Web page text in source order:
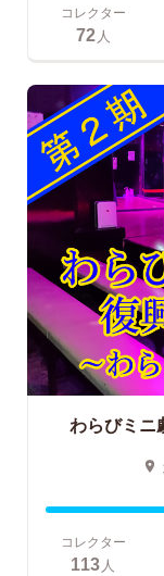
コレクター
72 人
わらびミニ
コレクター
113人